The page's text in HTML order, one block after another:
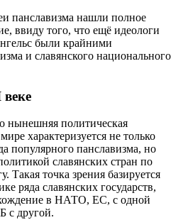
панславизма нашли полное
ввиду того, что ещё идеологи
были крайними
и славянского национального
нынешняя политическая
характеризуется не только
популярного панславизма, но
славянских стран по
Такая точка зрения базируется
ряда славянских государств,
в НАТО, ЕС, с одной
другой.